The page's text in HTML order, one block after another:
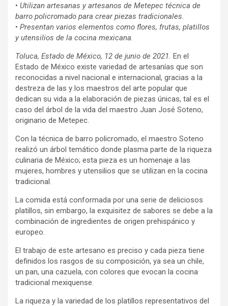
• Utilizan artesanas y artesanos de Metepec técnica de
barro policromado para crear piezas tradicionales.
• Presentan varios elementos como flores, frutas, platillos
y utensilios de la cocina mexicana.
Toluca, Estado de México, 12 de junio de 2021. En el
Estado de México existe variedad de artesanías que son
reconocidas a nivel nacional e internacional, gracias a la
destreza de las y los maestros del arte popular que
dedican su vida a la elaboración de piezas únicas, tal es el
caso del árbol de la vida del maestro Juan José Soteno,
originario de Metepec.
Con la técnica de barro policromado, el maestro Soteno
realizó un árbol temático donde plasma parte de la riqueza
culinaria de México; esta pieza es un homenaje a las
mujeres, hombres y utensilios que se utilizan en la cocina
tradicional.
La comida está conformada por una serie de deliciosos
platillos, sin embargo, la exquisitez de sabores se debe a la
combinación de ingredientes de origen prehispánico y
europeo.
El trabajo de este artesano es preciso y cada pieza tiene
definidos los rasgos de su composición, ya sea un chile,
un pan, una cazuela, con colores que evocan la cocina
tradicional mexiquense.
La riqueza y la variedad de los platillos representativos del